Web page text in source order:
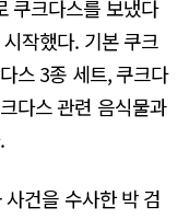
쿠크다스를 보냈다
작했다. 기본 쿠크
스 3종 세트, 쿠크다
다스 관련 음식물과
건을 수사한 박 검